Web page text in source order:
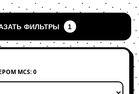
ФИЛЬТРЫ 1
MCS: 0